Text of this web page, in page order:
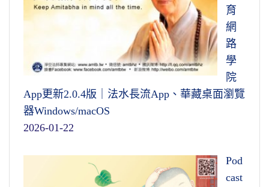
育
網
路
學
院
App更新2.0.4版｜法水長流App、華藏桌面瀏覽
器Windows/macOS
2026-01-22
Pod
cast